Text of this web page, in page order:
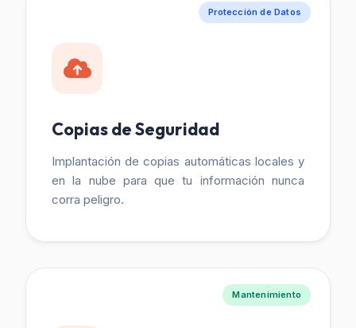
Protección de Datos
Copias de Seguridad
Implantación de copias automáticas locales y
en la nube para que tu información nunca
corra peligro.
Mantenimiento